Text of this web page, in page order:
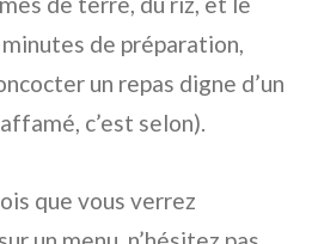
de préparation,
un repas digne d’un
c’est selon).
que vous verrez